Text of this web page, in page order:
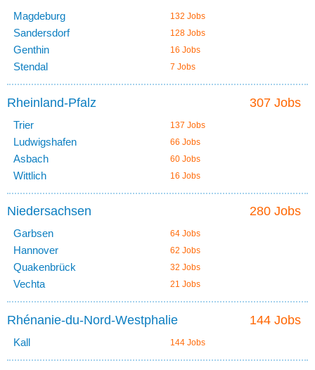
Magdeburg 132 Jobs
Sandersdorf 128 Jobs
Genthin 16 Jobs
Stendal 7 Jobs
307 Jobs
Rheinland-Pfalz
Trier 137 Jobs
Ludwigshafen 66 Jobs
Asbach 60 Jobs
Wittlich 16 Jobs
280 Jobs
Niedersachsen
Garbsen 64 Jobs
Hannover 62 Jobs
Quakenbrück 32 Jobs
Vechta 21 Jobs
144 Jobs
Rhénanie-du-Nord-Westphalie
Kall 144 Jobs